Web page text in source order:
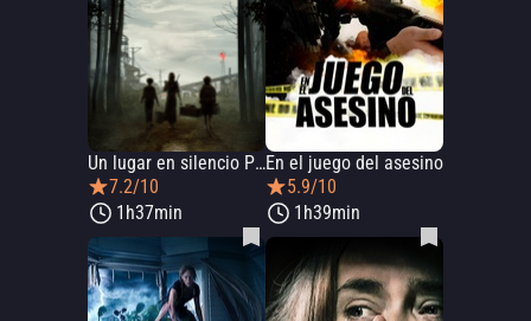
Un lugar en silencio Parte II
7.2/10
1h37min
En el juego del asesino
5.9/10
1h39min